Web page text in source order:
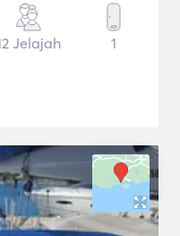
Jelajah 1